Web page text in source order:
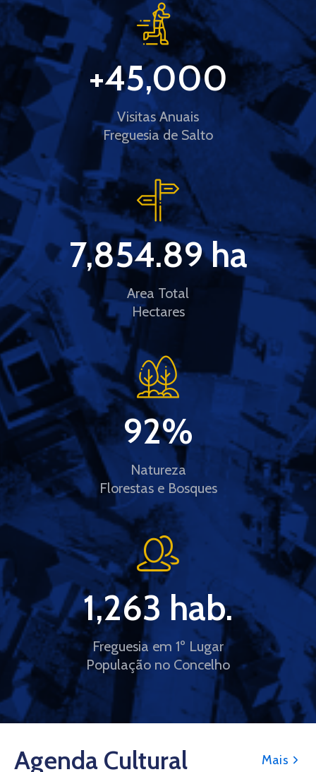
Visitas Anuais
Freguesia de Salto
+45,000
Area Total
Hectares
7,854.89 ha
Natureza
Florestas e Bosques
92%
Freguesia em 1º Lugar
População no Concelho
1,263 hab.
Agenda Cultural Mais